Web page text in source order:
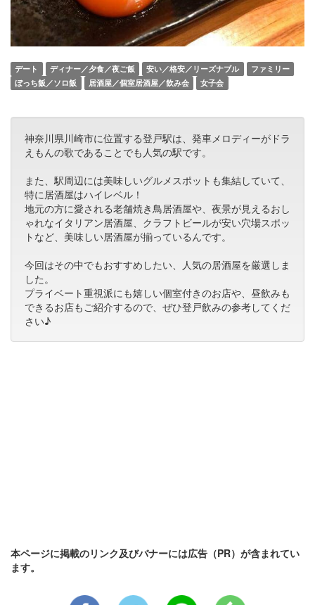
デート ディナー／夕食／夜ご飯 安い／格安／リーズナブル
ファミリー
ぼっち飯／ソロ飯
居酒屋／個室居酒屋／飲み会 女子会
神奈川県川崎市に位置する登戸駅は、発車メロディーがドラ
えもんの歌であることでも人気の駅です。
また、駅周辺には美味しいグルメスポットも集結していて、
特に居酒屋はハイレベル！
地元の方に愛される老舗焼き鳥居酒屋や、夜景が見えるおし
ゃれなイタリアン居酒屋、クラフトビールが安い穴場スポッ
トなど、美味しい居酒屋が揃っているんです。
今回はその中でもおすすめしたい、人気の居酒屋を厳選しま
した。
プライベート重視派にも嬉しい個室付きのお店や、昼飲みも
できるお店もご紹介するので、ぜひ登戸飲みの参考してくだ
さい♪
本ページに掲載のリンク及びバナーには広告（PR）が含まれてい
ます。